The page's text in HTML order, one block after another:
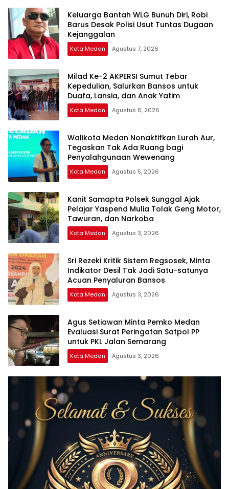
Keluarga Bantah WLG Bunuh Diri, Robi
Barus Desak Polisi Usut Tuntas Dugaan
Kejanggalan
Kota Medan Agustus 7, 2026
Milad Ke-2 AKPERSI Sumut Tebar
Kepedulian, Salurkan Bansos untuk
Duafa, Lansia, dan Anak Yatim
Kota Medan Agustus 6, 2026
Walikota Medan Nonaktifkan Lurah Aur,
Tegaskan Tak Ada Ruang bagi
Penyalahgunaan Wewenang
Kota Medan Agustus 5, 2026
Kanit Samapta Polsek Sunggal Ajak
Pelajar Yaspend Mulia Tolak Geng Motor,
Tawuran, dan Narkoba
Kota Medan Agustus 3, 2026
Sri Rezeki Kritik Sistem Regsosek, Minta
Indikator Desil Tak Jadi Satu-satunya
Acuan Penyaluran Bansos
Kota Medan Agustus 3, 2026
Agus Setiawan Minta Pemko Medan
Evaluasi Surat Peringatan Satpol PP
untuk PKL Jalan Semarang
Kota Medan Agustus 3, 2026